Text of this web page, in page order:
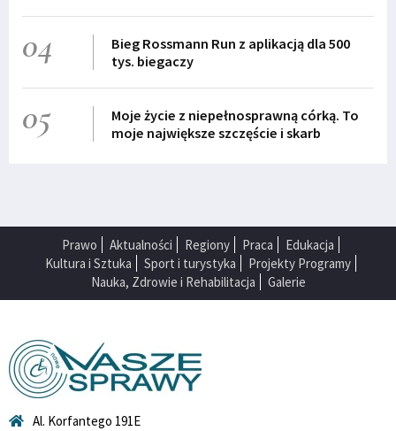
04
Bieg Rossmann Run z aplikacją dla 500
tys. biegaczy
05
Moje życie z niepełnosprawną córką. To
moje największe szczęście i skarb
Prawo Aktualności Regiony Praca
Edukacja
Kultura i Sztuka
Sport i turystyka
Projekty Programy
Nauka, Zdrowie i Rehabilitacja
Galerie
Al. Korfantego 191E